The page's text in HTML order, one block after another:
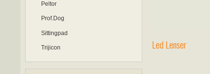
Peltor
Prof.Dog
Sittingpad
Trijicon Led Lenser